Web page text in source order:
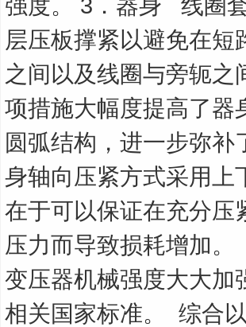
层压板撑紧以避免在
之间以及线圈与旁轭
项措施大幅度提高了器
圆弧结构，进一步弥
身轴向压紧方式采用上
在于可以保证在充分压
压力而导致损耗增加。
变压器机械强度大大加
相关国家标准。
综合